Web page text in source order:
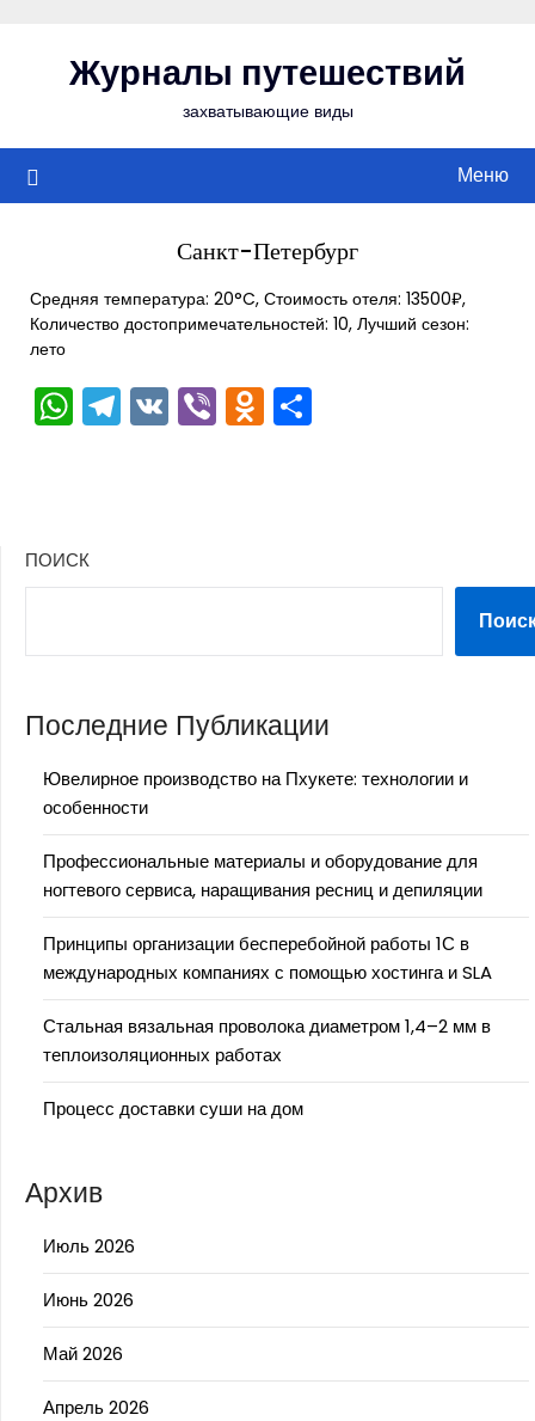
содержимомуЖурналы путешествий
захватывающие виды
Меню
Санкт-Петербург
Средняя температура: 20°C, Стоимость отеля: 13500₽,
Количество достопримечательностей: 10, Лучший сезон:
лето
WhatsApp
Telegram
VKViberOdnoklassniki
ПОИСК
Последние Публикации
Ювелирное производство на Пхукете: технологии и
особенности
Профессиональные материалы и оборудование для
ногтевого сервиса, наращивания ресниц и депиляции
Принципы организации бесперебойной работы 1С в
международных компаниях с помощью хостинга и SLA
Стальная вязальная проволока диаметром 1,4–2 мм в
теплоизоляционных работах
Процесс доставки суши на дом
Архив
Июль 2026
Июнь 2026
Май 2026
Апрель 2026